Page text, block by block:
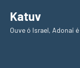
paraKatuv
Ouve ó Israel, Adonai